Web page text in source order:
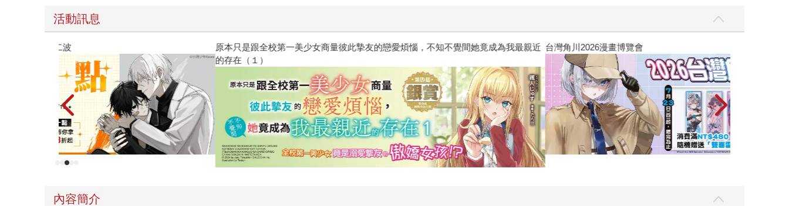
活動訊息
原本只是跟全校第一美少女商量彼此摯友的戀愛煩惱，不知不覺間她竟成為我最親近
的存在（１）
台灣角川2026漫畫博覽會
內容簡介